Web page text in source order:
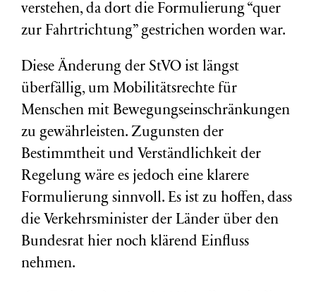
verstehen, da dort die Formulierung “quer
zur Fahrtrichtung” gestrichen worden war.
Diese Änderung der StVO ist längst
überfällig, um Mobilitätsrechte für
Menschen mit Bewegungseinschränkungen
zu gewährleisten. Zugunsten der
Bestimmtheit und Verständlichkeit der
Regelung wäre es jedoch eine klarere
Formulierung sinnvoll. Es ist zu hoffen, dass
die Verkehrsminister der Länder über den
Bundesrat hier noch klärend Einfluss
nehmen.